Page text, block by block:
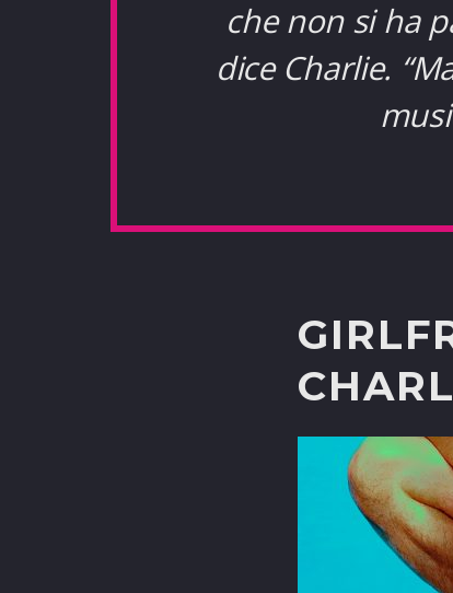
che non si ha
dice Charlie.